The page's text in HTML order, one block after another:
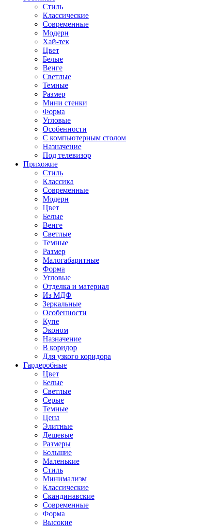
Стиль
Классические
Современные
Модерн
Хай-тек
Цвет
Белые
Венге
Светлые
Темные
Размер
Мини стенки
Форма
Угловые
Особенности
С компьютерным столом
Назначение
Под телевизор
Прихожие
Стиль
Классика
Современные
Модерн
Цвет
Белые
Венге
Светлые
Темные
Размер
Малогабаритные
Форма
Угловые
Отделка и материал
Из МДФ
Зеркальные
Особенности
Купе
Эконом
Назначение
В коридор
Для узкого коридора
Гардеробные
Цвет
Белые
Светлые
Серые
Темные
Цена
Элитные
Дешевые
Размеры
Большие
Маленькие
Стиль
Минимализм
Классические
Скандинавские
Современные
Форма
Высокие